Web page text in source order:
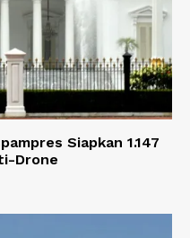
Siapkan 1.147
Drone